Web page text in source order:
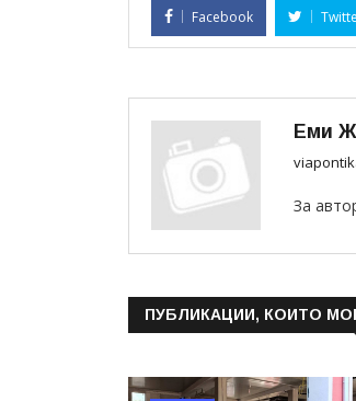
Facebook
Еми
За
ПУБЛИКАЦИИ, КОИТО